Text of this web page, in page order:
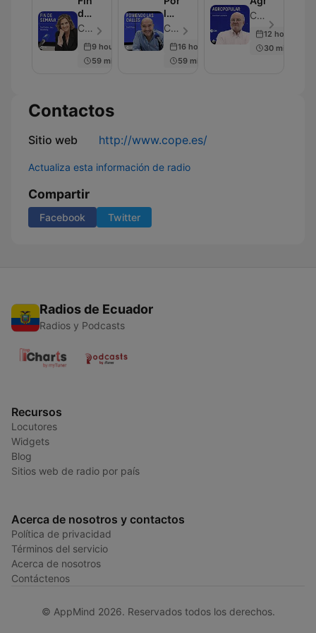
de
Semana
COPE - Episodio 24
9 hours ago
59 min
las
Calles
COPE - Episodio 45
16 hours ago
59 min
COPE - Episodio 21
12 hours ago
30 min
Contactos
Sitio web http://www.cope.es/
Actualiza esta información de radio
Compartir
Facebook Twitter
Radios de Ecuador
Radios y Podcasts
Recursos
Locutores
Widgets
Blog
Sitios web de radio por país
Acerca de nosotros y contactos
Política de privacidad
Términos del servicio
Acerca de nosotros
Contáctenos
© AppMind 2026. Reservados todos los derechos.